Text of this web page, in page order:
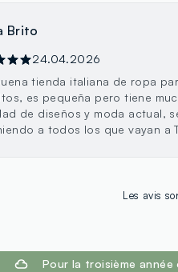
Brito
24.04.2026
tienda italiana de ropa
es pequeña pero tiene
de diseños y moda actual,
a todos los que vayan a
Les avis
Pour la troisième